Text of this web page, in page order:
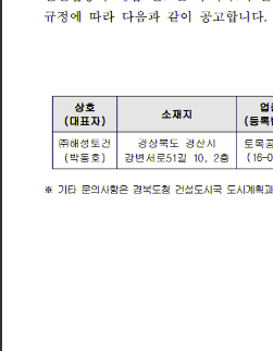
규정 에 따라 다음과 같이 공고 합니다
상 호
(대 표 자 ) 소 재 지
업
(등록
㈜해 성 토 건
( 박동 호 )
경상북 도 경 산 시
강 변 서 로5 1길 10 , 2층
토 목공
( 16 0
※ 기타 문의 사항은 경북도청 건설도 시국 도시계획과